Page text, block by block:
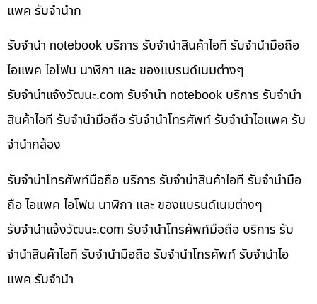
แพค รับจำนำก
รับจำนำ notebook บริการ รับจำนำสินค้าไอที รับจำนำมือถือ
ไอแพค ไอโฟน นาฬิกา และ ของแบรนด์เนมต่างๆ
รับจํานําแจ้งวัฒนะ.com รับจำนำ notebook บริการ รับจำนำ
สินค้าไอที รับจำนำมือถือ รับจำนำโทรศัพท์ รับจำนำไอแพค รับ
จำนำกล้อง
รับจำนำโทรศัพท์มือถือ บริการ รับจำนำสินค้าไอที รับจำนำมือ
ถือ ไอแพค ไอโฟน นาฬิกา และ ของแบรนด์เนมต่างๆ
รับจํานําแจ้งวัฒนะ.com รับจำนำโทรศัพท์มือถือ บริการ รับ
จำนำสินค้าไอที รับจำนำมือถือ รับจำนำโทรศัพท์ รับจำนำไอ
แพค รับจำนำ